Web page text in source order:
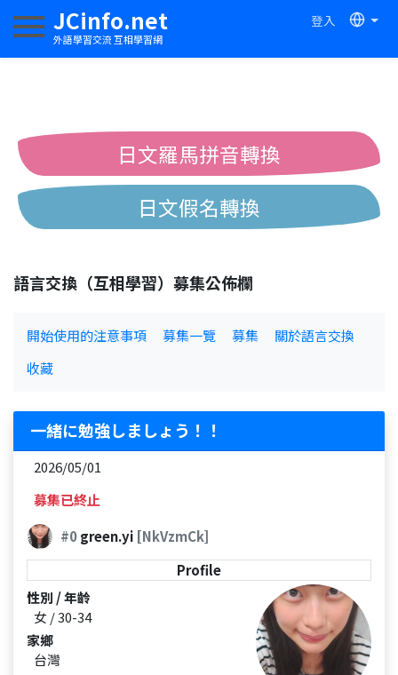
JCinfo.net
外語學習交流 互相學習網
登入
切換導航
日文羅馬拼音轉換
日文假名轉換
語言交換（互相學習）募集公佈欄
開始使用的注意事項 募集一覽 募集
關於語言交換
收藏
一緒に勉強しましょう！！
2026/05/01
募集已終止
#0green.yi [NkVzmCk]
Profile
性別 / 年齡
女 / 30-34
家鄉
台灣